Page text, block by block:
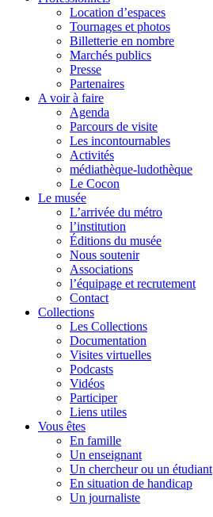
Location d’espaces
Tournages et photos
Billetterie en nombre
Marchés publics
Presse
Partenaires
A voir à faire
Agenda
Parcours de visite
Les incontournables
Activités
médiathèque-ludothèque
Le Cocon
Le musée
L’arrivée du métro
l’institution
Éditions du musée
Nous soutenir
Associations
l’équipage et recrutement
Contact
Collections
Les Collections
Documentation
Visites virtuelles
Podcasts
Vidéos
Participer
Liens utiles
Vous êtes
En famille
Un enseignant
Un chercheur ou un étudiant
En situation de handicap
Un journaliste